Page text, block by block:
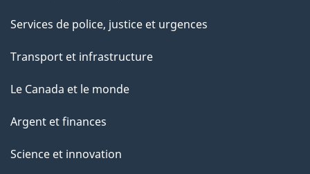
Services de police, justice et urgences
Transport et infrastructure
Le Canada et le monde
Argent et finances
Science et innovation